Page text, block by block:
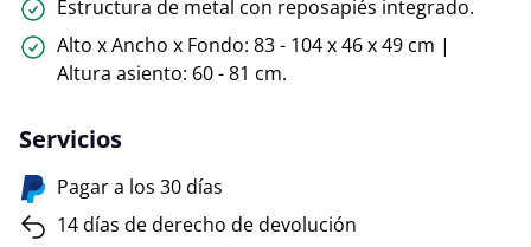
Estructura de metal con reposapiés integrado.
Alto x Ancho x Fondo: 83 - 104 x 46 x 49 cm |
Altura asiento: 60 - 81 cm.
Servicios
Pagar a los 30 días
14 días de derecho de devolución